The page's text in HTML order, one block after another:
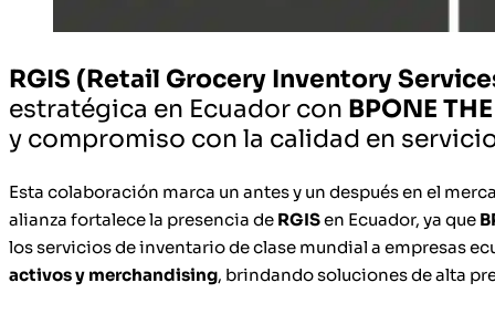
RGIS (Retail Grocery Inventory
estratégica en Ecuador con BPONE
y compromiso con la calidad en
Esta colaboración marca un antes y un después en el
alianza fortalece la presencia de RGISen Ecuador, ya que
los servicios de inventario de clase mundial a empresas
activos y merchandising, brindando soluciones de alta